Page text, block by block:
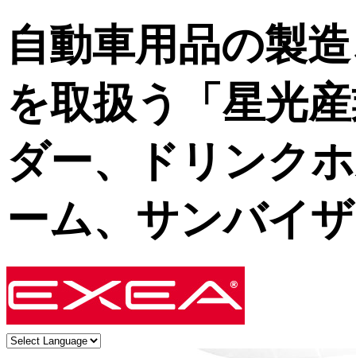
自動車用品の製
を取扱う「星光
ダー、ドリンク
ーム、サンバイ